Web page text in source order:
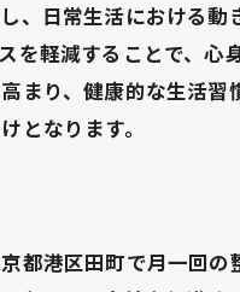
、日常生活における動
を軽減することで、心
まり、健康的な生活習
となります。
都港区田町で月一回の